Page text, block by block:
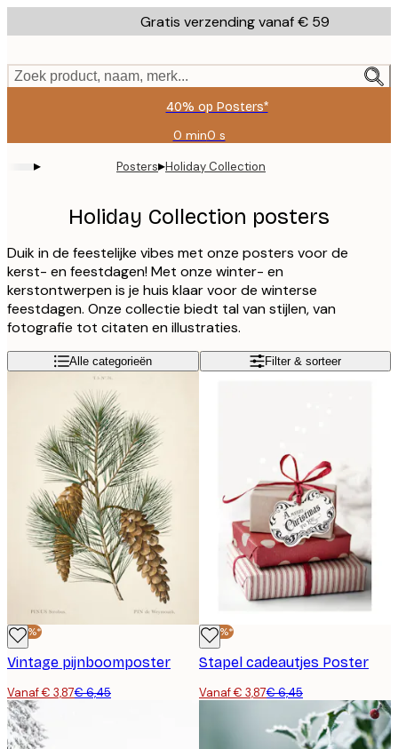
to
content.
Gratis verzending vanaf € 59
Zoek product, naam, merk...
40% op Posters*
0 min0 s
Geldig
tot:
2026-
09
▸ Posters▸Holiday Collection
Holiday Collection posters
Duik in de feestelijke vibes met onze posters voor de
kerst- en feestdagen! Met onze winter- en
kerstontwerpen is je huis klaar voor de winterse
feestdagen. Onze collectie biedt tal van stijlen, van
fotografie tot citaten en illustraties.
Alle categorieën Filter & sorteer
-40%*
Vintage pijnboomposter
Vanaf € 3,87€ 6,45
-40%*
Stapel cadeautjes Poster
Vanaf € 3,87€ 6,45